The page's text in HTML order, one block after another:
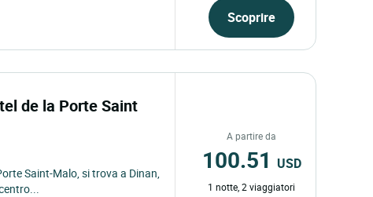
Scoprire
de la Porte Saint
Saint-Malo, si trova a Dinan,
A partire da
100.51 USD
1 notte, 2 viaggiatori